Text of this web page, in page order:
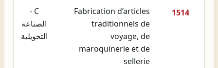
1514
Fabrication d’articles
traditionnels de
voyage, de
maroquinerie et de
sellerie
C -
الصناعة
التحويلية